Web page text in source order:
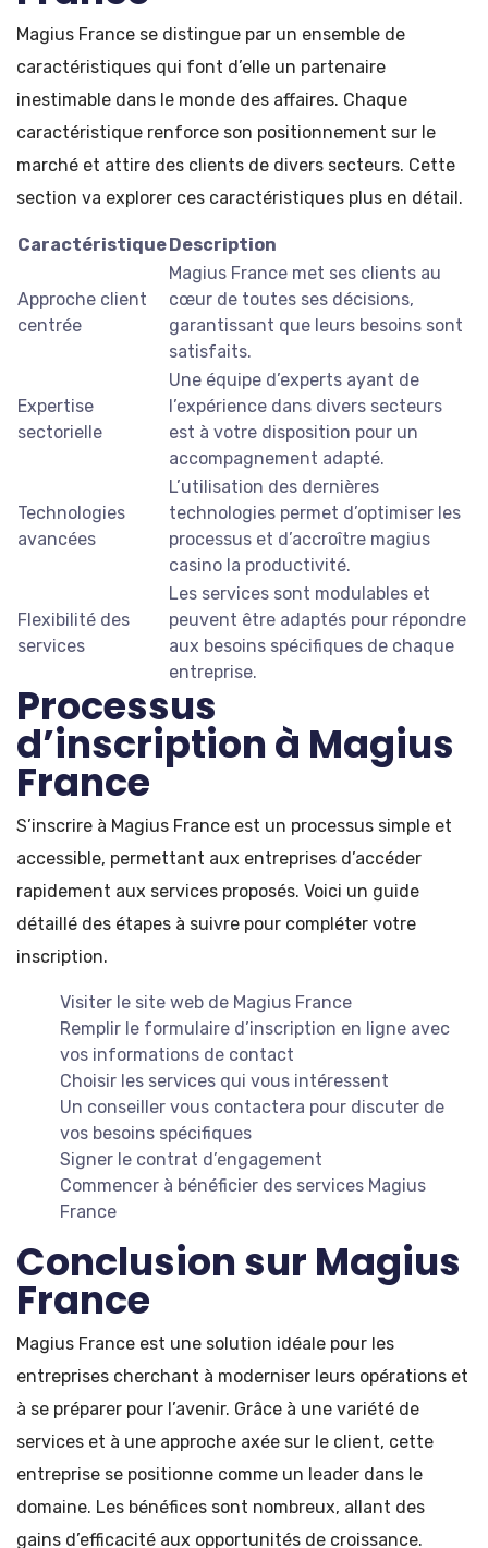
Magius France se distingue par un ensemble de
caractéristiques qui font d’elle un partenaire
inestimable dans le monde des affaires. Chaque
caractéristique renforce son positionnement sur le
marché et attire des clients de divers secteurs. Cette
section va explorer ces caractéristiques plus en détail.
CaractéristiqueDescription
Approche client
centrée
Magius France met ses clients au
cœur de toutes ses décisions,
garantissant que leurs besoins sont
satisfaits.
Expertise
sectorielle
Une équipe d’experts ayant de
l’expérience dans divers secteurs
est à votre disposition pour un
accompagnement adapté.
Technologies
avancées
L’utilisation des dernières
technologies permet d’optimiser les
processus et d’accroître magius
casino la productivité.
Flexibilité des
services
Les services sont modulables et
peuvent être adaptés pour répondre
aux besoins spécifiques de chaque
entreprise.
Processus
d’inscription à Magius
France
S’inscrire à Magius France est un processus simple et
accessible, permettant aux entreprises d’accéder
rapidement aux services proposés. Voici un guide
détaillé des étapes à suivre pour compléter votre
inscription.
Visiter le site web de Magius France
Remplir le formulaire d’inscription en ligne avec
vos informations de contact
Choisir les services qui vous intéressent
Un conseiller vous contactera pour discuter de
vos besoins spécifiques
Signer le contrat d’engagement
Commencer à bénéficier des services Magius
France
Conclusion sur Magius
France
Magius France est une solution idéale pour les
entreprises cherchant à moderniser leurs opérations et
à se préparer pour l’avenir. Grâce à une variété de
services et à une approche axée sur le client, cette
entreprise se positionne comme un leader dans le
domaine. Les bénéfices sont nombreux, allant des
gains d’efficacité aux opportunités de croissance.